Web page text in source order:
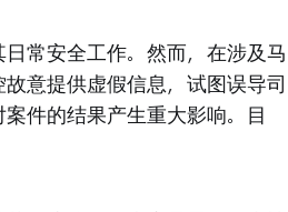
常安全工作。然而，在涉及马
意提供虚假信息，试图误导司
件的结果产生重大影响。目